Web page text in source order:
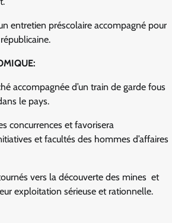
entretien préscolaire accompagné pour
accompagnée d’un train de garde fous
le pays.
concurrences et favorisera
et facultés des hommes d’affaires
vers la découverte des mines et
exploitation sérieuse et rationnelle.